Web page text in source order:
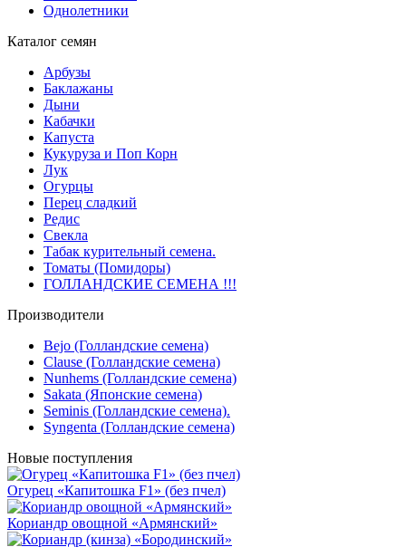
Однолетники
Каталог семян
Арбузы
Баклажаны
Дыни
Кабачки
Капуста
Кукуруза и Поп Корн
Лук
Огурцы
Перец сладкий
Редис
Свекла
Табак курительный семена.
Томаты (Помидоры)
ГОЛЛАНДСКИЕ СЕМЕНА !!!
Производители
Bejo (Голландские семена)
Clause (Голландские семена)
Nunhems (Голландские семена)
Sakata (Японские семена)
Seminis (Голландские семена).
Syngenta (Голландские семена)
Новые поступления
Огурец «Капитошка F1» (без пчел)
Кориандр овощной «Армянский»